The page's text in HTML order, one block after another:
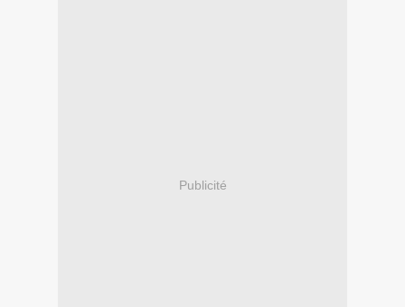
Publicité